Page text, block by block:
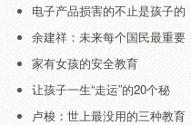
电子产品损害的不止是孩子的
余建祥：未来每个国民最重要
家有女孩的安全教育
让孩子一生“走运”的20个秘
卢梭：世上最没用的三种教育